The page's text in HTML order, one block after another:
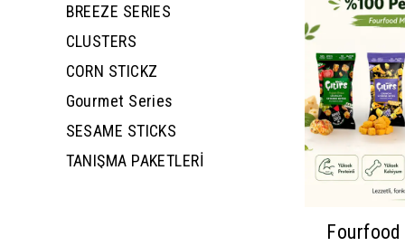
BREEZE SERIES
CLUSTERS
CORN STICKZ
Gourmet Series
SESAME STICKS
TANIŞMA PAKETLERİ
Fourfood